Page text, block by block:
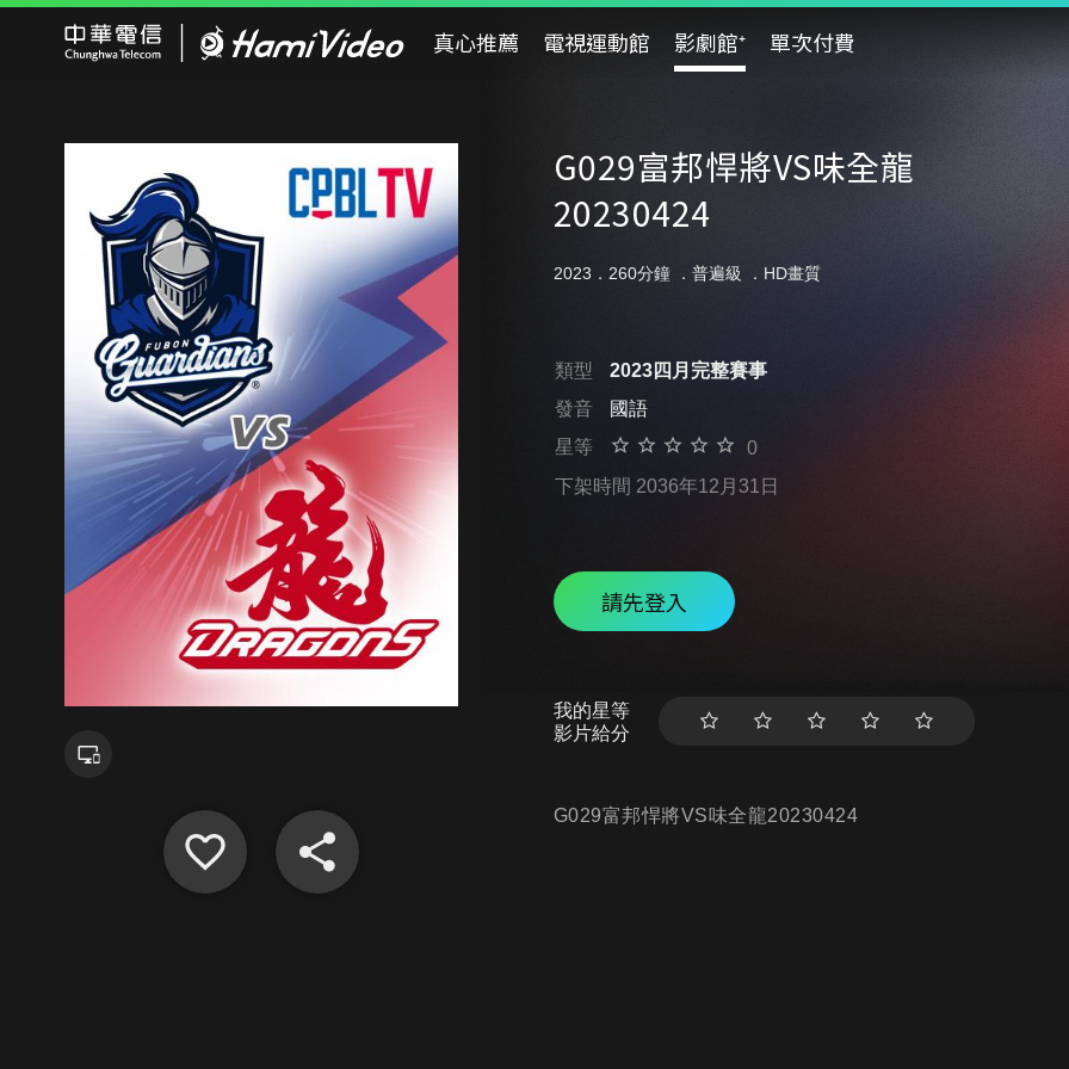
真心推薦 電視運動館 影劇館⁺ 單次付費
G029富邦悍將VS味全龍
20230424
2023．260分鐘 ． 普遍級 ．HD畫質
類型
2023四月完整賽事
發音
國語
星等
0
下架時間 2036年12月31日
請先登入
我的星等
影片給分
G029富邦悍將VS味全龍20230424